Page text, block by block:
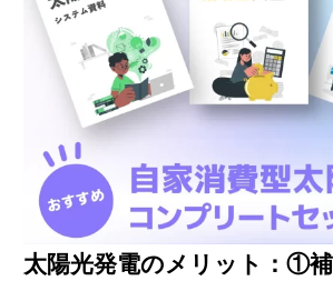
太陽光発電のメリット：①補